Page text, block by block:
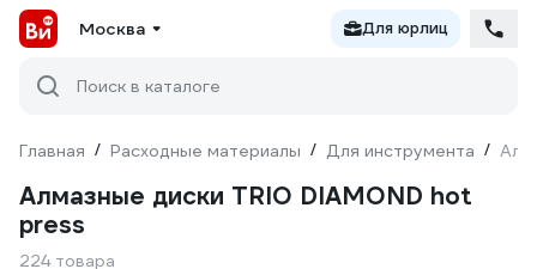
Москва Для юрлиц
Поиск в каталоге
Главная / Расходные материалы / Для инструмента /
Алмазные диски TRIO DIAMOND hot
press
224 товара